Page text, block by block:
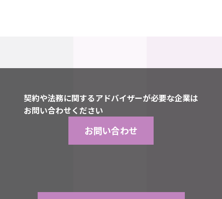
契約や法務に関するアドバイザーが必要な企業は
お問い合わせください
お問い合わせ